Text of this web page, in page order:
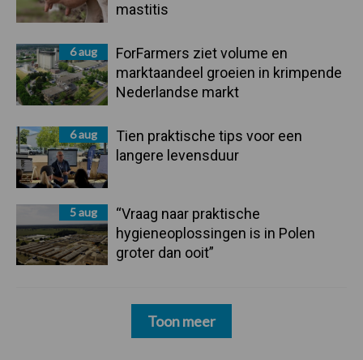
mastitis
6 aug
ForFarmers ziet volume en
marktaandeel groeien in krimpende
Nederlandse markt
6 aug
Tien praktische tips voor een
langere levensduur
5 aug
“Vraag naar praktische
hygieneoplossingen is in Polen
groter dan ooit”
Toon meer